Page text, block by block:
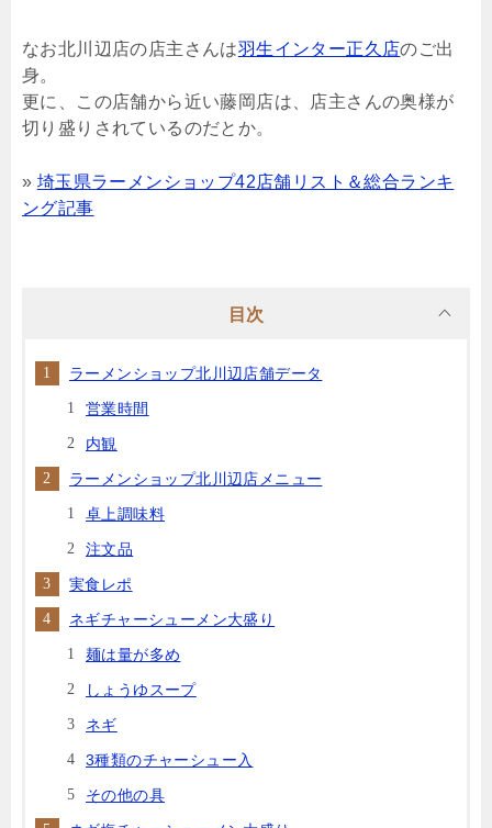
なお北川辺店の店主さんは羽生インター正久店のご出
身。
更に、この店舗から近い藤岡店は、店主さんの奥様が
切り盛りされているのだとか。
» 埼玉県ラーメンショップ42店舗リスト＆総合ランキ
ング記事
目次
ラーメンショップ北川辺店舗データ
営業時間
内観
ラーメンショップ北川辺店メニュー
卓上調味料
注文品
実食レポ
ネギチャーシューメン大盛り
麺は量が多め
しょうゆスープ
ネギ
3種類のチャーシュー入
その他の具